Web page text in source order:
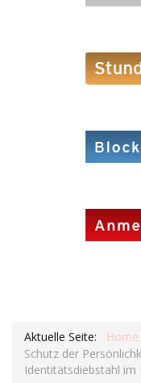
Aktuelle Seite: Home
Schutz der
Identitätsdiebstahl im